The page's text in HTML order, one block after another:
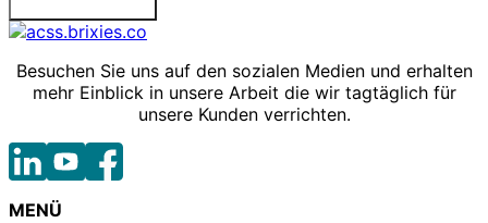
Besuchen Sie uns auf den sozialen Medien und erhalten
mehr Einblick in unsere Arbeit die wir tagtäglich für
unsere Kunden verrichten.
MENÜ